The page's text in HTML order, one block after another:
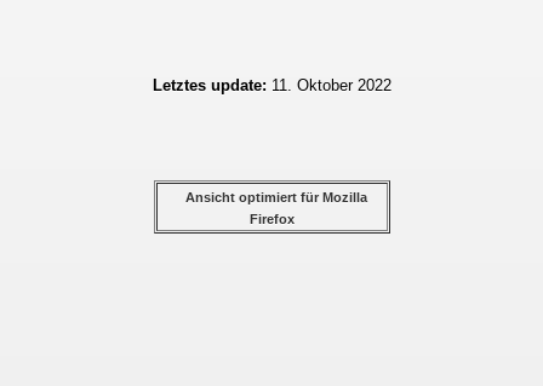
Letztes update: 11. Oktober 2022
Ansicht optimiert für Mozilla
Firefox